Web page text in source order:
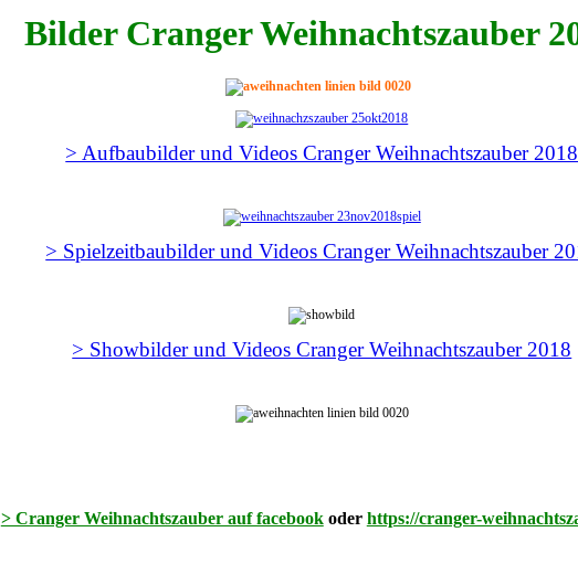
Bilder Cranger Weihnachtszauber
> Aufbaubilder und Videos Cranger Weihnachtszauber 2018
> Spielzeitbaubilder und Videos Cranger Weihnachtszauber
> Showbilder und Videos Cranger Weihnachtszauber 2018
> Cranger Weihnachtszauber auf facebook oder https://cranger-